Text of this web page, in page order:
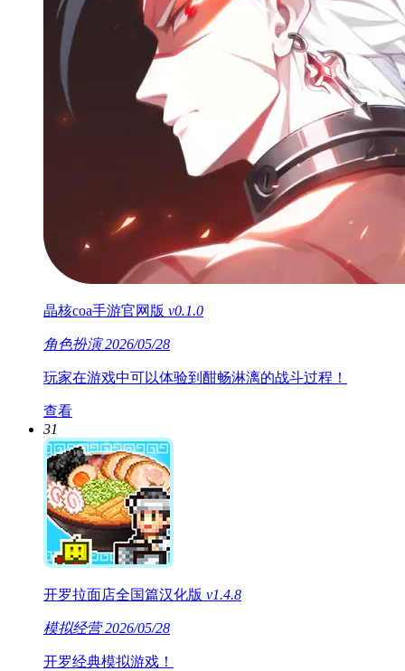
晶核coa手游官网版 v0.1.0
角色扮演2026/05/28
玩家在游戏中可以体验到酣畅淋漓的战斗过程！
查看
31
开罗拉面店全国篇汉化版 v1.4.8
模拟经营2026/05/28
开罗经典模拟游戏！